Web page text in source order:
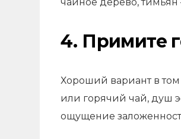
4. Примите
Хороший вариант в
или горячий чай, душ
ощущение